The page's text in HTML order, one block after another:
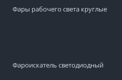
Фары рабочего света круглые
Фароискатель светодиодный